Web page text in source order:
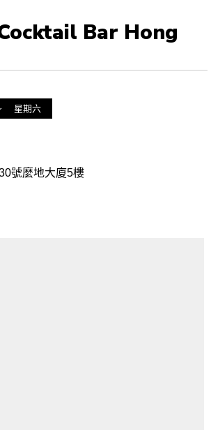
Bar Hong
星期六
號麼地大廈5樓